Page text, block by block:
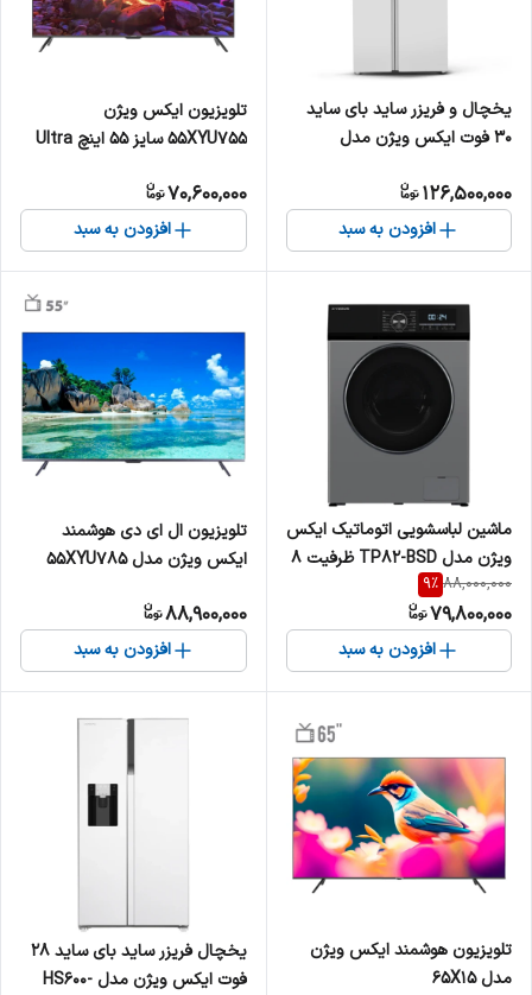
یخچال و فریزر ساید بای ساید
30 فوت ایکس ویژن مدل
126,500,000
افزودن به سبد
تلویزیون ایکس ویژن
55XYU755 سایز ۵۵ اینچ Ultra
70,600,000
افزودن به سبد
ماشین لباسشویی اتوماتیک ایکس
ویژن مدل TP82-BSD ظرفیت 8
کیلوگرم
88,000,000
9%
79,800,000
افزودن به سبد
تلویزیون ال ای دی هوشمند
ایکس ویژن مدل 55XYU785
88,900,000
افزودن به سبد
تلویزیون هوشمند ایکس ویژن
مدل 65X15
یخچال فریزر ساید بای ساید 28
فوت ایکس ویژن مدل HS600-